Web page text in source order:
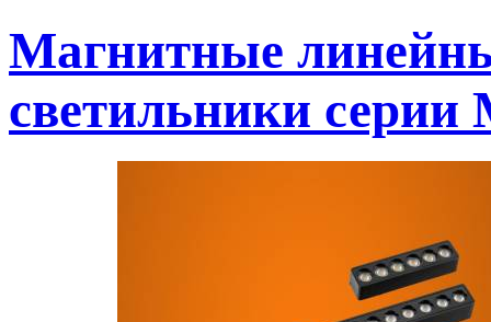
Магнитные
светильники серии